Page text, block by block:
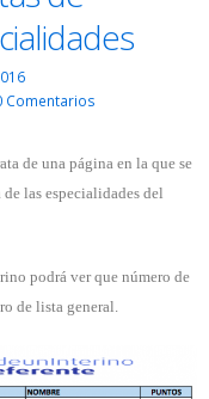
Comentarios
de una página en la que se
las especialidades del
podrá ver que número de
de lista general.